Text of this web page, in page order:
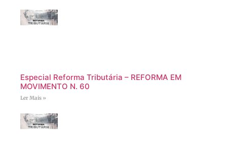
Especial Reforma Tributária – REFORMA EM
MOVIMENTO N. 60
Ler Mais »